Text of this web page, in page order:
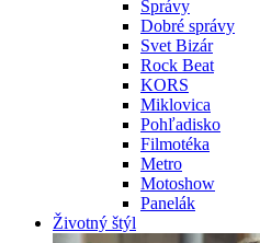
Správy
Dobré správy
Svet Bizár
Rock Beat
KORS
Miklovica
Pohľadisko
Filmotéka
Metro
Motoshow
Panelák
Životný štýl